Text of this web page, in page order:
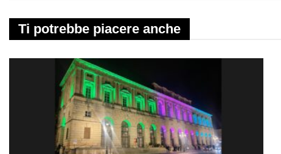
Ti potrebbe piacere anche